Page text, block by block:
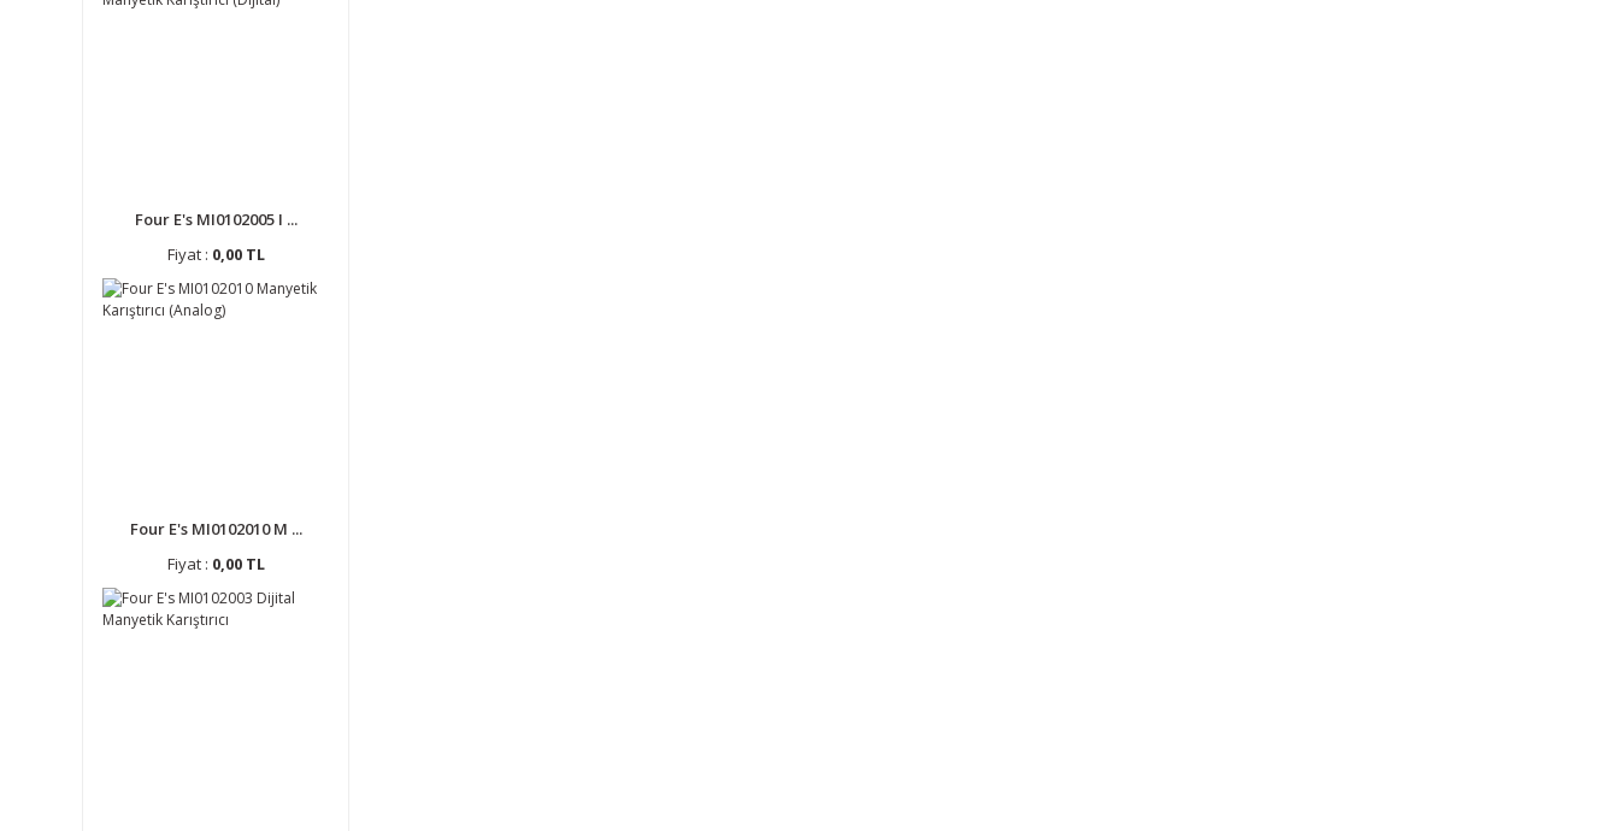
Four E's MI0102005 I ...
Fiyat : 0,00 TL
Four E's MI0102010 M ...
Fiyat : 0,00 TL